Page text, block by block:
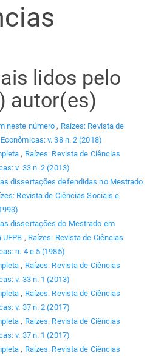
lidos pelo
autor(es)
neste número , Raízes: Revista de
v. 38 n. 2 (2018)
, Raízes: Revista de Ciências
v. 33 n. 2 (2013)
dissertações defendidas no Mestrado
Revista de Ciências Sociais e
dissertações do Mestrado em
UFPB , Raízes: Revista de Ciências
n. 4 e 5 (1985)
, Raízes: Revista de Ciências
v. 33 n. 1 (2013)
, Raízes: Revista de Ciências
v. 37 n. 2 (2017)
, Raízes: Revista de Ciências
v. 37 n. 1 (2017)
, Raízes: Revista de Ciências